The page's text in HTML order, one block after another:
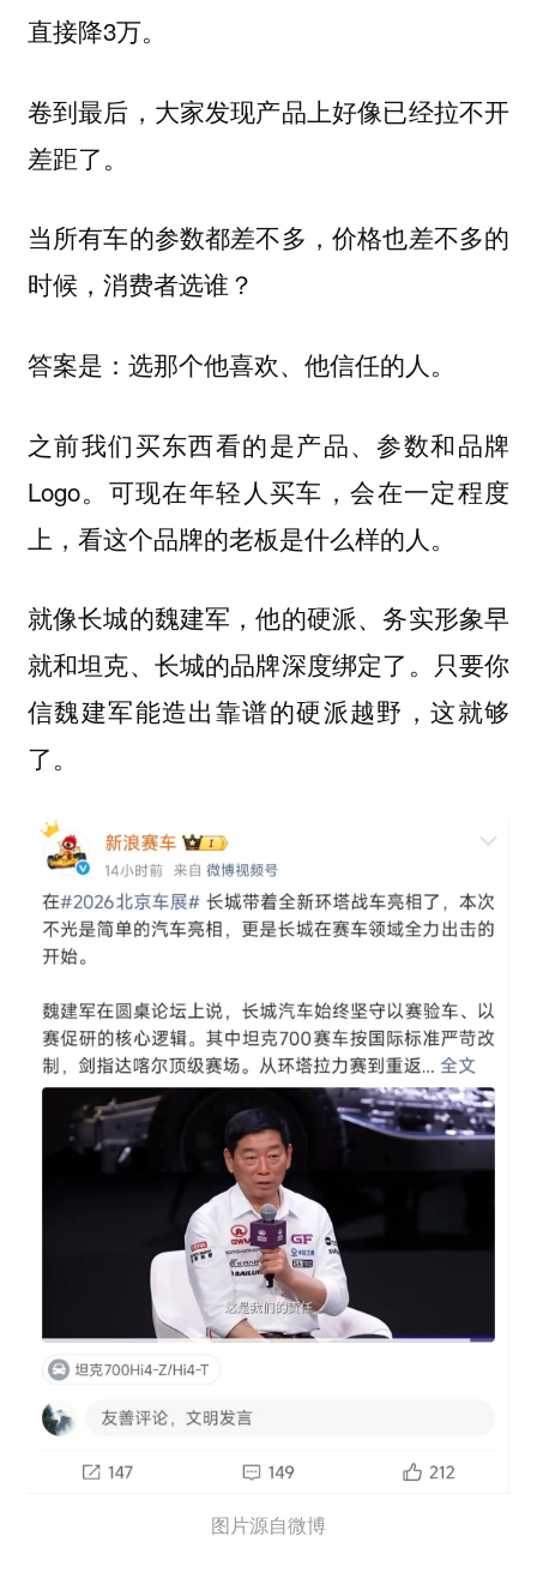
直接降3万。
卷到最后，大家发现产品上好像已经拉不开
差距了。
当所有车的参数都差不多，价格也差不多的
时候，消费者选谁？
答案是： 选那个他喜欢、他信任的人。
之前我们买东西看的是产品、参数和品牌
Logo。 可现在年轻人买车，会在一定程度
上，看这个品牌的老板是什么样的人。
就像长城的魏建军，他的硬派、务实形象早
就和坦克、长城的品牌深度绑定了。只要你
信魏建军能造出靠谱的硬派越野，这就够
了。
图片源自微博